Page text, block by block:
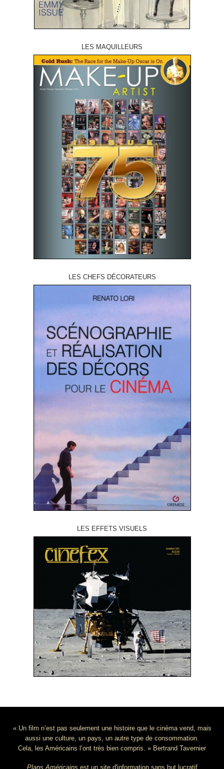
LES MAQUILLEURS
LES CHEFS DÉCORATEURS
LES EFFETS VISUELS
« Un film n’est pas seulement une histoire que le cinéma vend, mais
aussi une culture, un pays, un autre type de consommation.
Cela, les Américains l’ont très bien compris. » Bertrand Tavernier
Plans Américains est un site d'information sans but lucratif